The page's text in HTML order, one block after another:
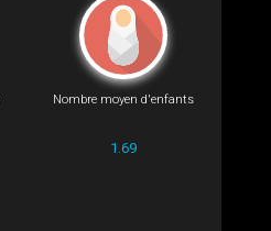
Nombre moyen d'enfants
1.69